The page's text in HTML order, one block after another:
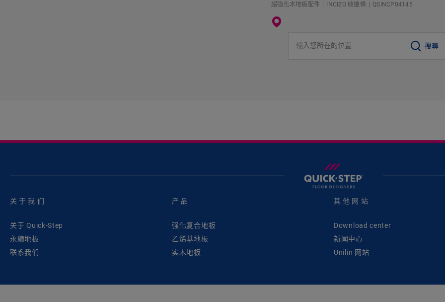
超強化木地板配件 INCIZO 收邊條 QSINCP04145
搜尋
关于我们
关于 Quick-Step
永續地板
联系我们
产品
强化复合地板
乙烯基地板
实木地板
其他网站
Download center
新闻中心
Unilin 网站